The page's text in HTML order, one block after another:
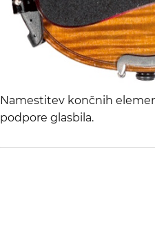
Namestitev končnih
podpore glasbila.